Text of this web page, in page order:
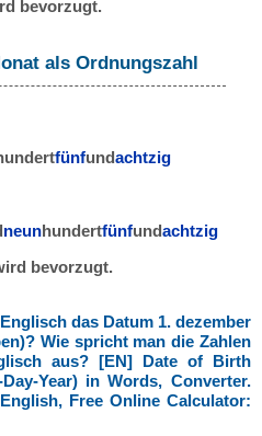
bevorzugt.
als Ordnungszahl
fünfundachtzig
neunhundertfünfundachtzig
bevorzugt.
das Datum 1. dezember
Wie spricht man die Zahlen
aus? [EN] Date of Birth
Year) in Words, Converter.
Free Online Calculator: